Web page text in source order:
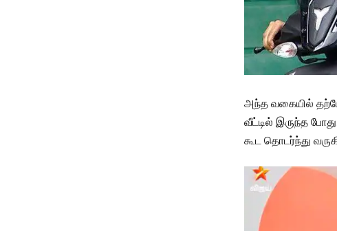
அந்த வகையில்
வீட்டில் இருந்த
கூட தொடர்ந்து